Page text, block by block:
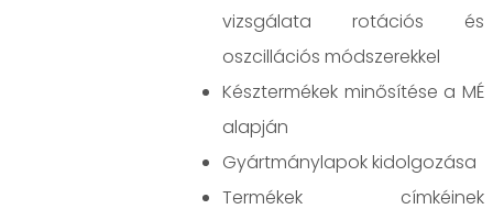
vizsgálata rotációs és
oszcillációs módszerekkel
Késztermékek minősítése a MÉ
alapján
Gyártmánylapok kidolgozása
Termékek címkéinek